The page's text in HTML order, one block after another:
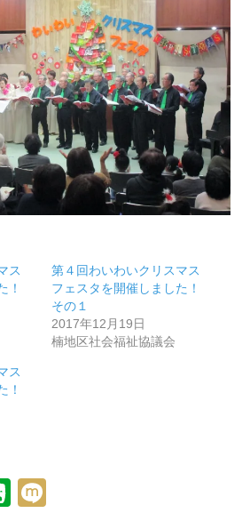
ス
！
第４回わいわいクリスマス
フェスタを開催しました！
その１
2017年12月19日
楠地区社会福祉協議会
ス
！
Evernote